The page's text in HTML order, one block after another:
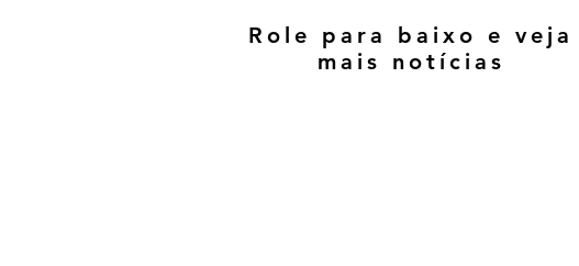
Role para baixo e veja
mais notícias